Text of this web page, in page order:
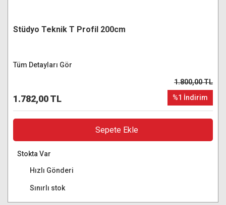
Stüdyo Teknik T Profil 200cm
Tüm Detayları Gör
1.782,00 TL
1.800,00 TL
%1 İndirim
Sepete Ekle
Stokta Var
Hızlı Gönderi
Sınırlı stok